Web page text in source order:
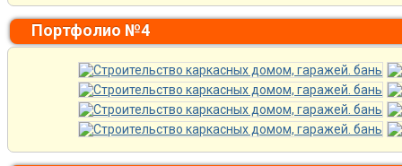
Портфолио №4